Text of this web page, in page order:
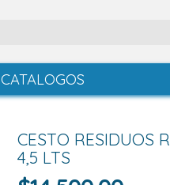
CATALOGOS
CESTO RESIDUOS
4,5 LTS